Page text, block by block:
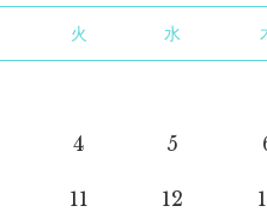
火 水
4 5
11 12